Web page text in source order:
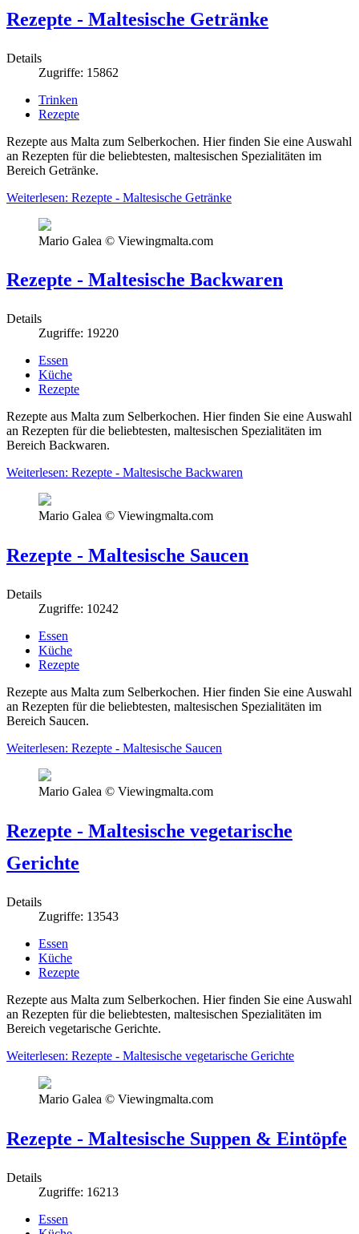
Rezepte - Maltesische Getränke
Details
Zugriffe: 15862
Trinken
Rezepte
Rezepte aus Malta zum Selberkochen. Hier finden Sie eine Auswahl
an Rezepten für die beliebtesten, maltesischen Spezialitäten im
Bereich Getränke.
Weiterlesen: Rezepte - Maltesische Getränke
Mario Galea © Viewingmalta.com
Rezepte - Maltesische Backwaren
Details
Zugriffe: 19220
Essen
Küche
Rezepte
Rezepte aus Malta zum Selberkochen. Hier finden Sie eine Auswahl
an Rezepten für die beliebtesten, maltesischen Spezialitäten im
Bereich Backwaren.
Weiterlesen: Rezepte - Maltesische Backwaren
Mario Galea © Viewingmalta.com
Rezepte - Maltesische Saucen
Details
Zugriffe: 10242
Essen
Küche
Rezepte
Rezepte aus Malta zum Selberkochen. Hier finden Sie eine Auswahl
an Rezepten für die beliebtesten, maltesischen Spezialitäten im
Bereich Saucen.
Weiterlesen: Rezepte - Maltesische Saucen
Mario Galea © Viewingmalta.com
Rezepte - Maltesische vegetarische
Gerichte
Details
Zugriffe: 13543
Essen
Küche
Rezepte
Rezepte aus Malta zum Selberkochen. Hier finden Sie eine Auswahl
an Rezepten für die beliebtesten, maltesischen Spezialitäten im
Bereich vegetarische Gerichte.
Weiterlesen: Rezepte - Maltesische vegetarische Gerichte
Mario Galea © Viewingmalta.com
Rezepte - Maltesische Suppen & Eintöpfe
Details
Zugriffe: 16213
Essen